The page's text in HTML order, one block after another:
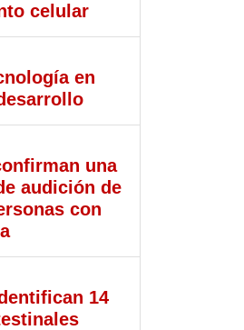
celular
en
una
audición de
con
14